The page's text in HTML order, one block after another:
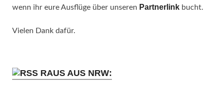
wenn ihr eure Ausflüge über unseren Partnerlink bucht.
Vielen Dank dafür.
RAUS AUS NRW: